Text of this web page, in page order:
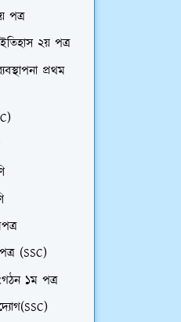
পত্র
২য় পত্র
প্রথম
(SSC)
১ম পত্র